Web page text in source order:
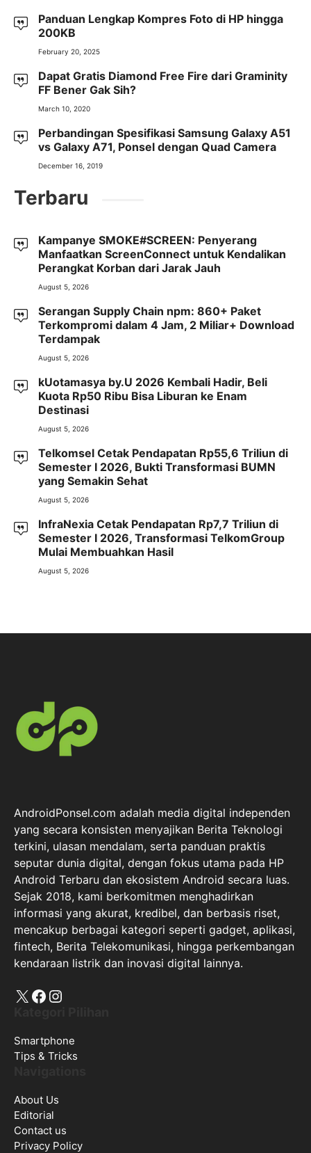
Panduan Lengkap Kompres Foto di HP hingga
200KB
February 20, 2025
Dapat Gratis Diamond Free Fire dari Graminity
FF Bener Gak Sih?
March 10, 2020
Perbandingan Spesifikasi Samsung Galaxy A51
vs Galaxy A71, Ponsel dengan Quad Camera
December 16, 2019
Terbaru
Kampanye SMOKE#SCREEN: Penyerang
Manfaatkan ScreenConnect untuk Kendalikan
Perangkat Korban dari Jarak Jauh
August 5, 2026
Serangan Supply Chain npm: 860+ Paket
Terkompromi dalam 4 Jam, 2 Miliar+ Download
Terdampak
August 5, 2026
kUotamasya by.U 2026 Kembali Hadir, Beli
Kuota Rp50 Ribu Bisa Liburan ke Enam
Destinasi
August 5, 2026
Telkomsel Cetak Pendapatan Rp55,6 Triliun di
Semester I 2026, Bukti Transformasi BUMN
yang Semakin Sehat
August 5, 2026
InfraNexia Cetak Pendapatan Rp7,7 Triliun di
Semester I 2026, Transformasi TelkomGroup
Mulai Membuahkan Hasil
August 5, 2026
AndroidPonsel.com adalah media digital independen
yang secara konsisten menyajikan Berita Teknologi
terkini, ulasan mendalam, serta panduan praktis
seputar dunia digital, dengan fokus utama pada HP
Android Terbaru dan ekosistem Android secara luas.
Sejak 2018, kami berkomitmen menghadirkan
informasi yang akurat, kredibel, dan berbasis riset,
mencakup berbagai kategori seperti gadget, aplikasi,
fintech, Berita Telekomunikasi, hingga perkembangan
kendaraan listrik dan inovasi digital lainnya.
X Facebook
Instagram
Smartphone
Tips & Tricks
About Us
Editorial
Contact us
Privacy Policy